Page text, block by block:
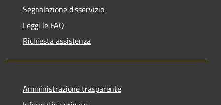
Segnalazione disservizio
Leggi le FAQ
Richiesta assistenza
Amministrazione trasparente